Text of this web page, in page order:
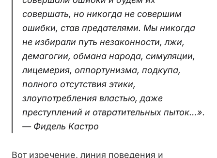
совершать, но никогда не совершим
ошибки, став предателями. Мы никогда
не избирали путь незаконности, лжи,
демагогии, обмана народа, симуляции,
лицемерия, оппортунизма, подкупа,
полного отсутствия этики,
злоупотребления властью, даже
преступлений и отвратительных пыток…».
— Фидель Кастро
Вот изречение, линия поведения и